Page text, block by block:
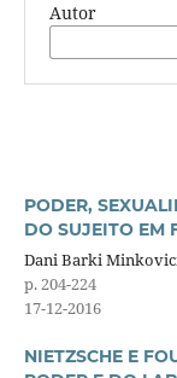
Autor
PODER,
DO SUJEITO EM
Dani Barki
p. 204-224
17-12-2016
NIETZSCHE E